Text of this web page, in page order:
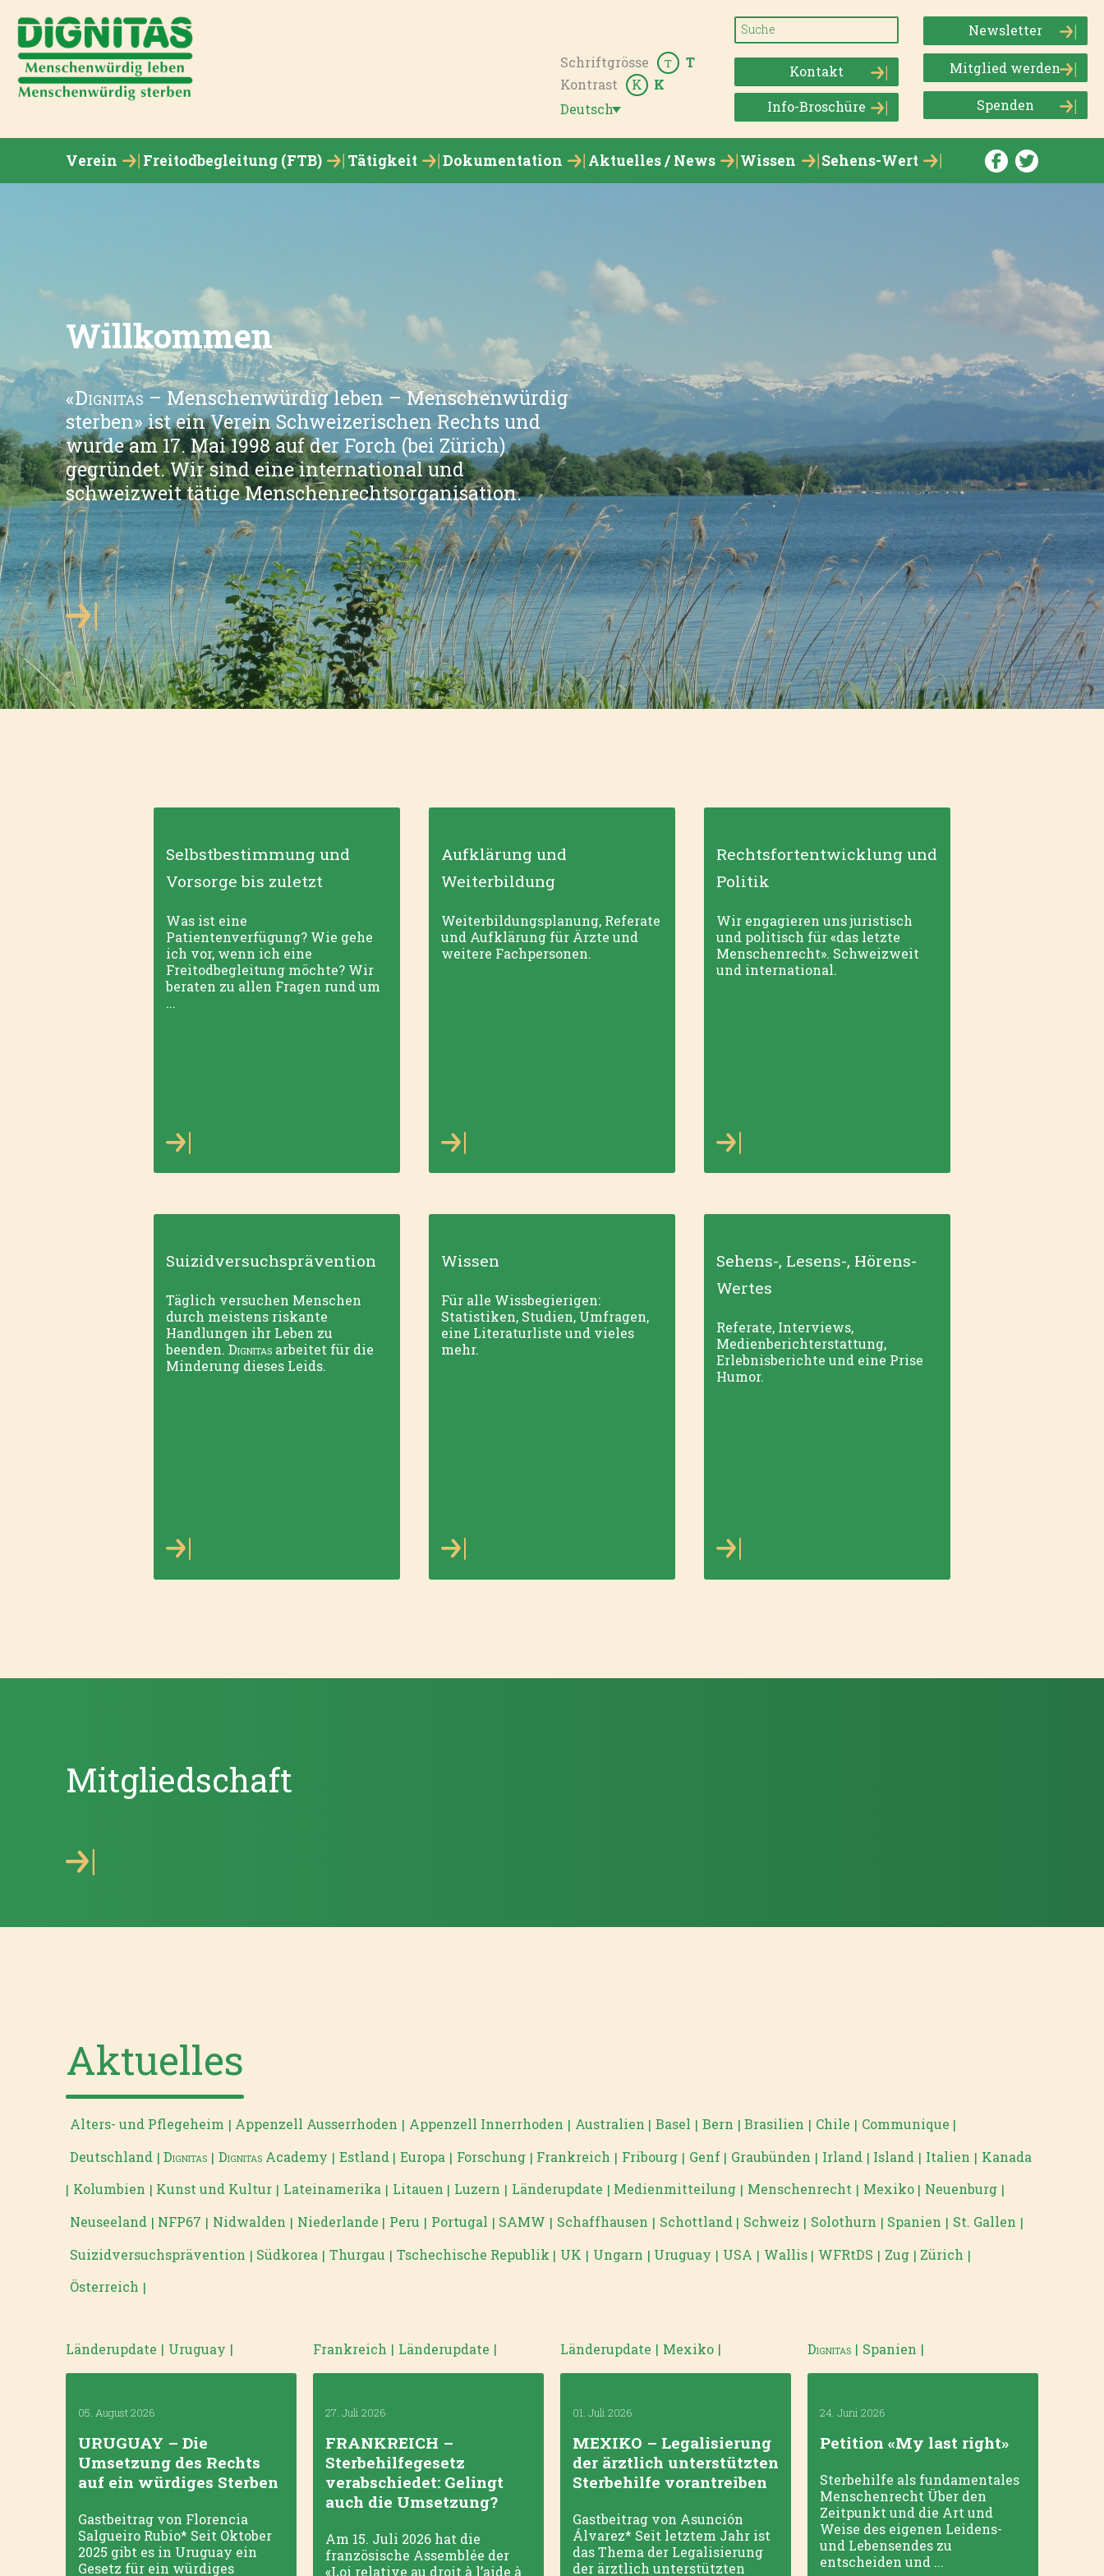
Deutsch
Kontrast K K
Schriftgrösse T T
Kontakt
Info-Broschüre
Newsletter
Mitglied werden
Spenden
Verein Freitodbegleitung (FTB) Tätigkeit Dokumentation Aktuelles / News Wissen Sehens-Wert
Willkommen
«Dignitas– Menschenwürdig leben – Menschenwürdig
sterben» ist ein Verein Schweizerischen Rechts und
wurde am 17. Mai 1998 auf der Forch (bei Zürich)
gegründet. Wir sind eine international und
schweizweit tätige Menschenrechtsorganisation.
Selbstbestimmung und
Vorsorge bis zuletzt
Was ist eine
Patientenverfügung? Wie gehe
ich vor, wenn ich eine
Freitodbegleitung möchte? Wir
beraten zu allen Fragen rund um
...
Aufklärung und
Weiterbildung
Weiterbild­ungsplanung, Referate
und Aufklärung für Ärzte und
weitere Fachpersonen.
Rechtsfortentwicklung und
Politik
Wir engagieren uns juristisch
und politisch für «das letzte
Menschenrecht». Schweizweit
und international.
Suizidversuchsprävention
Täglich versuchen Menschen
durch meistens riskante
Handlungen ihr Leben zu
beenden. Dignitas arbeitet für die
Minderung dieses Leids.
Wissen
Für alle Wissbegierigen:
Statistiken, Studien, Umfragen,
eine Literaturliste und vieles
mehr.
Sehens-, Lesens-, Hörens-
Wertes
Referate, Interviews,
Medienberichterstattung,
Erlebnisberichte und eine Prise
Humor.
Mitgliedschaft
Aktuelles
Alters- und Pflegeheim | Appenzell Ausserrhoden | Appenzell Innerrhoden | Australien | Basel | Bern | Brasilien | Chile | Communique |
Deutschland | Dignitas | DignitasAcademy | Estland | Europa | Forschung | Frankreich | Fribourg | Genf | Graubünden | Irland | Island | Italien | Kanada
| Kolumbien | Kunst und Kultur | Lateinamerika | Litauen | Luzern | Länderupdate | Medienmitteilung | Menschenrecht | Mexiko | Neuenburg |
Neuseeland | NFP67 | Nidwalden | Niederlande | Peru | Portugal | SAMW | Schaffhausen | Schottland | Schweiz | Solothurn | Spanien | St. Gallen |
Suizidversuchsprävention | Südkorea | Thurgau | Tschechische Republik | UK | Ungarn | Uruguay | USA | Wallis | WFRtDS | Zug | Zürich |
Österreich |
Länderupdate | Uruguay |
05. August 2026
URUGUAY – Die
Umsetzung des Rechts
auf ein würdiges Sterben
Gastbeitrag von Florencia
Salgueiro Rubio* Seit Oktober
2025 gibt es in Uruguay ein
Gesetz für ein würdiges
Frankreich | Länderupdate |
27. Juli 2026
FRANKREICH –
Sterbehilfegesetz
verabschiedet: Gelingt
auch die Umsetzung?
Am 15. Juli 2026 hat die
französische Assemblée der
«Loi relative au droit à l’aide à
Länderupdate | Mexiko |
01. Juli 2026
MEXIKO – Legalisierung
der ärztlich unterstützten
Sterbehilfe vorantreiben
Gastbeitrag von Asunción
Álvarez* Seit letztem Jahr ist
das Thema der Legalisierung
der ärztlich unterstützten
Dignitas | Spanien |
24. Juni 2026
Petition «My last right»
Sterbehilfe als fundamentales
Menschenrecht Über den
Zeitpunkt und die Art und
Weise des eigenen Leidens-
und Lebensendes zu
entscheiden und ...